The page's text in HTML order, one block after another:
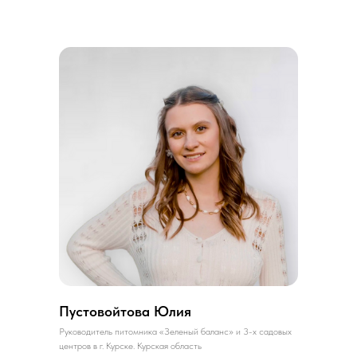
Пустовойтова Юлия
Руководитель питомника «Зеленый баланс» и 3-х садовых
центров в г. Курске. Курская область